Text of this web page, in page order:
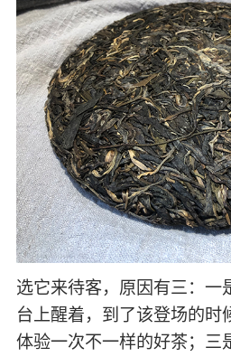
选它来待客，原因有三：一
台上醒着，到了该登场的时
体验一次不一样的好茶；三